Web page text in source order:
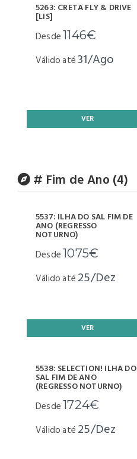
5263: CRETA FLY & DRIVE
[LIS]
Desde1146€
Válido até31/Ago
VER
# Fim de Ano (4)
5537: ILHA DO SAL FIM DE
ANO (REGRESSO
NOTURNO)
Desde1075€
Válido até 25/Dez
VER
5538: SELECTION! ILHA DO
SAL FIM DE ANO
(REGRESSO NOTURNO)
Desde1724€
Válido até 25/Dez